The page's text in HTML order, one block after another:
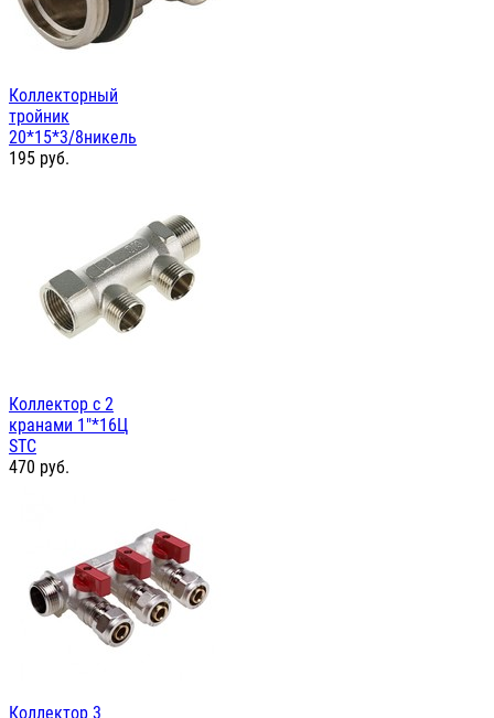
Коллекторный
тройник
20*15*3/8никель
195 руб.
Коллектор с 2
кранами 1"*16Ц
STC
470 руб.
Коллектор 3